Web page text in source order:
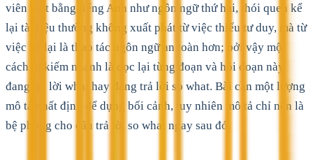
viên viết bằng tiếng Anh như ngôn ngữ thứ hai, thói quen kể
lại tài liệu thường không xuất phát từ việc thiếu tư duy, mà từ
việc kể lại là thao tác ngôn ngữ an toàn hơn; bởi vậy một
cách tự kiểm nhanh là đọc lại từng đoạn và hỏi đoạn này
đang trả lời what hay đang trả lời so what. Bài cần một lượng
mô tả nhất định để dựng bối cảnh, tuy nhiên mô tả chỉ nên là
bệ phóng cho câu trả lời so what ngay sau đó.